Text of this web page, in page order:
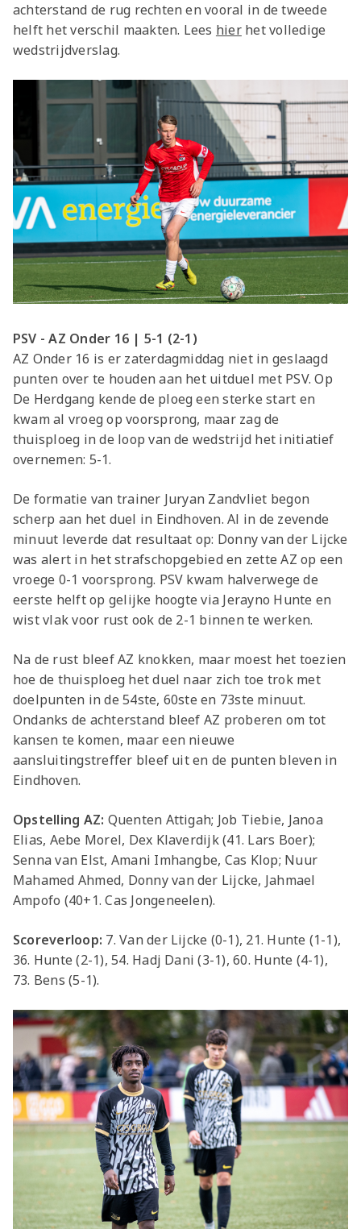
achterstand de rug rechten en vooral in de tweede
helft het verschil maakten. Lees hierhet volledige
wedstrijdverslag.
PSV - AZ Onder 16 | 5-1 (2-1)
AZ Onder 16 is er zaterdagmiddag niet in geslaagd
punten over te houden aan het uitduel met PSV. Op
De Herdgang kende de ploeg een sterke start en
kwam al vroeg op voorsprong, maar zag de
thuisploeg in de loop van de wedstrijd het initiatief
overnemen: 5-1.
De formatie van trainer Juryan Zandvliet begon
scherp aan het duel in Eindhoven. Al in de zevende
minuut leverde dat resultaat op: Donny van der Lijcke
was alert in het strafschopgebied en zette AZ op een
vroege 0-1 voorsprong. PSV kwam halverwege de
eerste helft op gelijke hoogte via Jerayno Hunte en
wist vlak voor rust ook de 2-1 binnen te werken.
Na de rust bleef AZ knokken, maar moest het toezien
hoe de thuisploeg het duel naar zich toe trok met
doelpunten in de 54ste, 60ste en 73ste minuut.
Ondanks de achterstand bleef AZ proberen om tot
kansen te komen, maar een nieuwe
aansluitingstreffer bleef uit en de punten bleven in
Eindhoven.
Opstelling AZ: Quenten Attigah; Job Tiebie, Janoa
Elias, Aebe Morel, Dex Klaverdijk (41. Lars Boer);
Senna van Elst, Amani Imhangbe, Cas Klop; Nuur
Mahamed Ahmed, Donny van der Lijcke, Jahmael
Ampofo (40+1. Cas Jongeneelen).
Scoreverloop: 7. Van der Lijcke (0-1), 21. Hunte (1-1),
36. Hunte (2-1), 54. Hadj Dani (3-1), 60. Hunte (4-1),
73. Bens (5-1).